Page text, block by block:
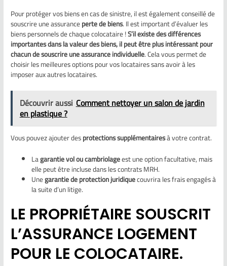
Pour protéger vos biens en cas de sinistre, il est également conseillé de
souscrire une assuranceperte de biens. Il est important d’évaluer les
biens personnels de chaque colocataire !S’il existe des différences
importantes dans la valeur des biens, il peut être plus intéressant pour
chacun de souscrire une assurance individuelle. Cela vous permet de
choisir les meilleures options pour vos locataires sans avoir à les
imposer aux autres locataires.
Découvrir aussi Comment nettoyer un salon de jardin
en plastique ?
Vous pouvez ajouter desprotections supplémentairesà votre contrat.
Lagarantie vol ou cambriolageest une option facultative, mais
elle peut être incluse dans les contrats MRH.
Unegarantie de protection juridiquecouvrira les frais engagés à
la suite d’un litige.
LE PROPRIÉTAIRE SOUSCRIT
L’ASSURANCE LOGEMENT
POUR LE COLOCATAIRE.